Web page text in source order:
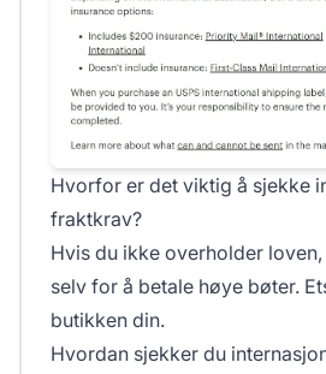
Hvorfor er det viktig å sjekke
fraktkrav?
Hvis du ikke overholder
selv for å betale høye bøter.
butikken din.
Hvordan sjekker du